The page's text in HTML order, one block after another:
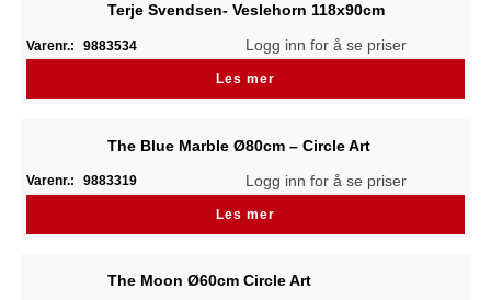
Terje Svendsen- Veslehorn 118x90cm
Varenr.: 9883534 Logg inn for å se priser
Les mer
The Blue Marble Ø80cm – Circle Art
Varenr.: 9883319 Logg inn for å se priser
Les mer
The Moon Ø60cm Circle Art